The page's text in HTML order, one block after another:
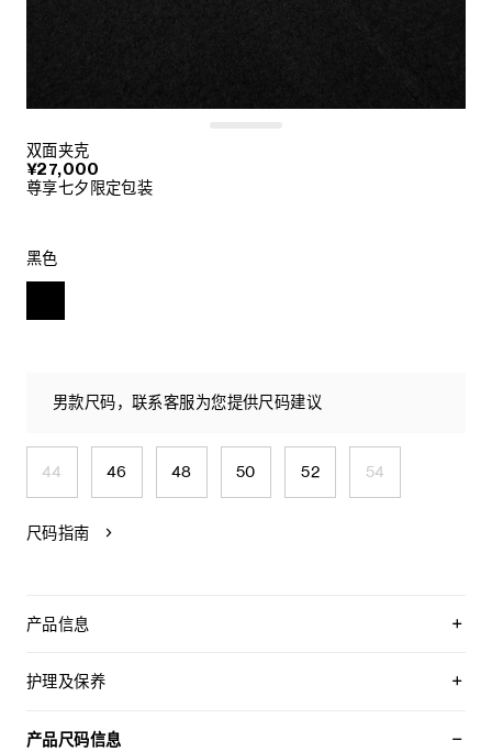
双面夹克
¥27,000
尊享七夕限定包装
黑色
男款尺码，联系客服为您提供尺码建议
44 46 48 50 52 54
尺码指南
产品信息
衬里：62%粘纤，38%棉
衬衫领
护理及保养
仅使用不含漂白剂的洗衣产品。
产品尺码信息